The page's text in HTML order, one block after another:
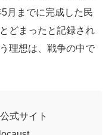
月までに完成した民
どまったと記録され
理想は、戦争の中で
式サイト